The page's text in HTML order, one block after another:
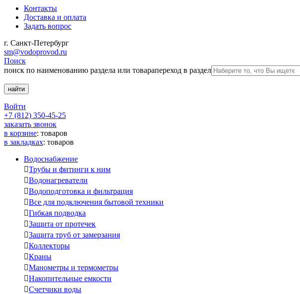
Контакты
Доставка и оплата
Задать вопрос
г. Санкт-Петербург
sm@vodoprovod.ru
Поиск
поиск по наименованию раздела или товарапереход в раздел
Войти
+7 (812) 350-45-25
заказать звонок
в корзине: товаров
в закладках: товаров
Водоснабжение
Трубы и фитинги к ним
Водонагреватели
Водоподготовка и фильтрация
Все для подключения бытовой техники
Гибкая подводка
Защита от протечек
Защита труб от замерзания
Коллекторы
Краны
Манометры и термометры
Накопительные емкости
Счетчики воды